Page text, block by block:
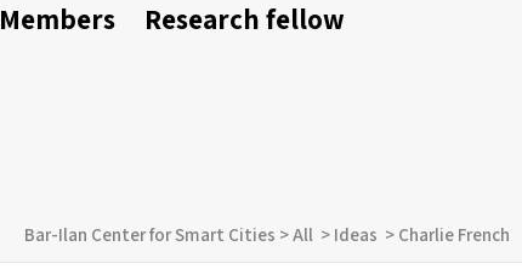
Members Research fellow
Bar-Ilan Center for Smart Cities >All > Ideas > Charlie French